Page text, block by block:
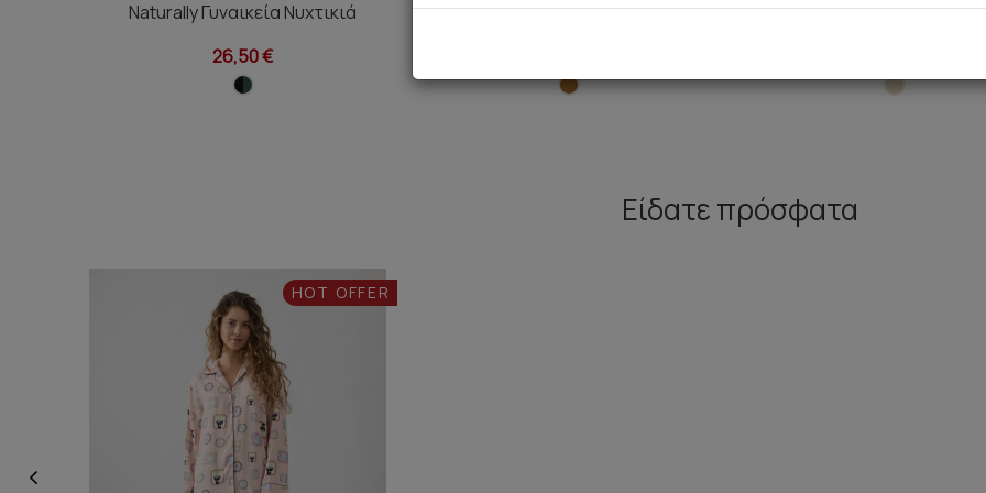
Naturally Γυναικεία Νυχτικιά
26,50 €
Amor Βελούδινη Γυναικεία Πυτζάμα
Bear Γυναικεία Φούτερ
Είδατε πρόσφατα
HOT OFFER